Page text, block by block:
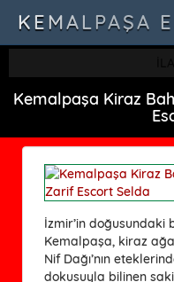
KEMALPAŞA
Kemalpaşa Kiraz
İzmir’in
Kemalpaşa, kiraz
Nif Dağı’nın
dokusuyla bilinen